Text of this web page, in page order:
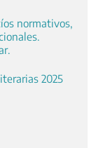
normativos,
2025